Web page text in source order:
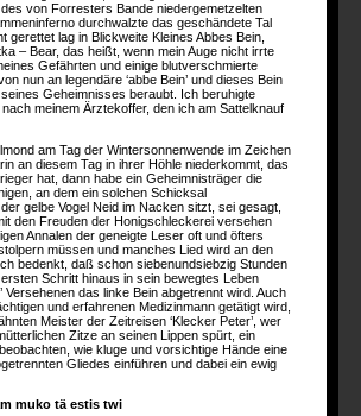
von Forresters Bande niedergemetzelten
durchwalzte das geschändete Tal
lag in Blickweite Kleines Abbes Bein,
– Bear, das heißt, wenn mein Auge nicht irrte
Gefährten und einige blutverschmierte
nun an legendäre ‘abbe Bein’ und dieses Bein
Geheimnisses beraubt. Ich beruhigte
meinem Ärztekoffer, den ich am Sattelknauf
am Tag der Wintersonnenwende im Zeichen
an diesem Tag in ihrer Höhle niederkommt, das
hat, dann habe ein Geheimnisträger die
an dem ein solchen Schicksal
gelbe Vogel Neid im Nacken sitzt, sei gesagt,
den Freuden der Honigschleckerei versehen
Annalen der geneigte Leser oft und öfters
müssen und manches Lied wird an den
bedenkt, daß schon siebenundsiebzig Stunden
Schritt hinaus in sein bewegtes Leben
Versehenen das linke Bein abgetrennt wird. Auch
und erfahrenen Medizinmann getätigt wird,
Meister der Zeitreisen ‘Klecker Peter’, wer
Zitze an seinen Lippen spürt, ein
wie kluge und vorsichtige Hände eine
Gliedes einführen und dabei ein ewig
muko tä estis twi